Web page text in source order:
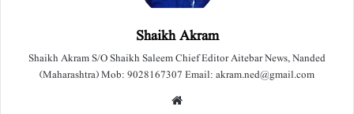
Shaikh Akram
Shaikh Akram S/O Shaikh Saleem Chief Editor Aitebar News, Nanded
(Maharashtra) Mob: 9028167307 Email: akram.ned@gmail.com